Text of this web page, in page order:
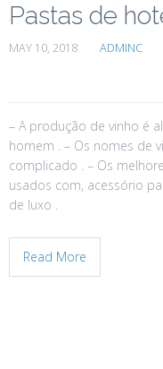
Pastas de
MAY 10, 2018 ADMINC
– A produção de vinho é
homem . – Os nomes de
complicado . – Os
usados com, acessório
de luxo .
Read More